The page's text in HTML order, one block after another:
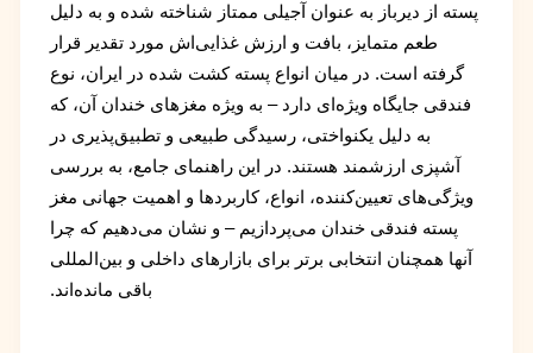
پسته از دیرباز به عنوان آجیلی ممتاز شناخته شده و به دلیل
طعم متمایز، بافت و ارزش غذایی‌اش مورد تقدیر قرار
گرفته است. در میان انواع پسته کشت شده در ایران، نوع
فندقی جایگاه ویژه‌ای دارد – به ویژه مغزهای خندان آن، که
به دلیل یکنواختی، رسیدگی طبیعی و تطبیق‌پذیری در
آشپزی ارزشمند هستند. در این راهنمای جامع، به بررسی
ویژگی‌های تعیین‌کننده، انواع، کاربردها و اهمیت جهانی مغز
پسته فندقی خندان می‌پردازیم – و نشان می‌دهیم که چرا
آنها همچنان انتخابی برتر برای بازارهای داخلی و بین‌المللی
باقی مانده‌اند.